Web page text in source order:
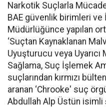
Narkotik Suçlarla
BAE güvenlik birimleri
Müdürlüğünce yapılan
‘Suçtan Kaynaklanan
Uyuşturucu veya
Sağlama, Suç İşlemek
suçlarından kırmızı
aranan ‘Chrooke' suç
Abdullah Alp Üstün isimli